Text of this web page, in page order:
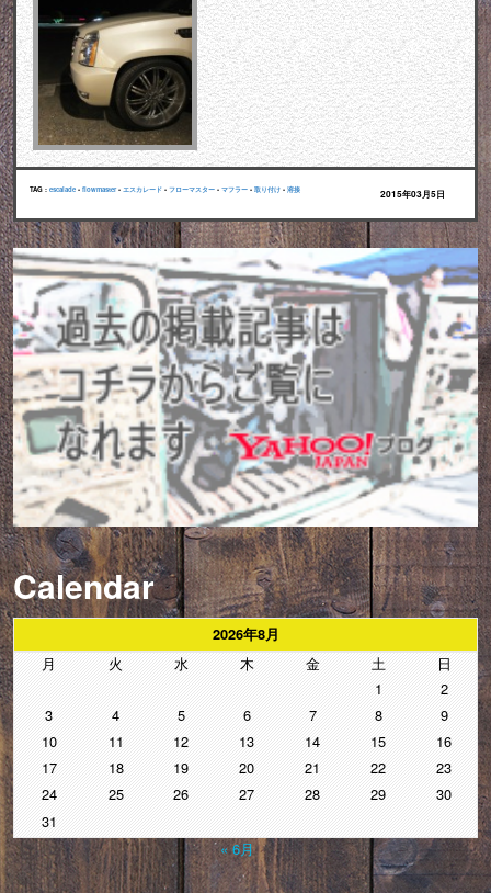
TAG : escalade • flowmaster• エスカレード • フローマスター • マフラー • 取り付け • 溶接 2015年03月5日
Calendar
2026年8月
月 火 水 木 金 土
日
1
2
3
4 5 6 7 8
9
10
11 12 13 14 15
16
17
18 19 20 21 22
23
24
25 26 27 28 29
30
31
« 6月